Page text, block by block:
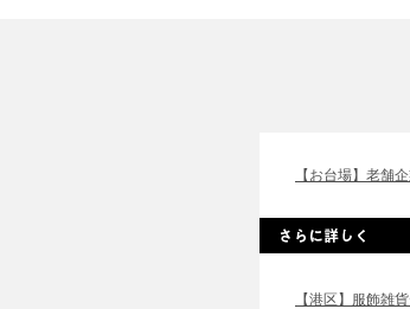
【お台場】老舗
【港区】服飾雑